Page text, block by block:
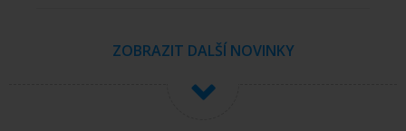
ZOBRAZIT DALŠÍ NOVINKY